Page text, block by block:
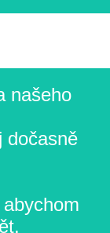
našeho
dočasně